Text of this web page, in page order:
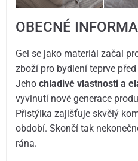
OBECNÉ
Gel se jako materiál začal
zboží pro bydlení teprve
Jehochladivé vlastnosti a
vyvinutí nové generace
Přistýlka zajišťuje skvělý
období. Skončí tak
rána.